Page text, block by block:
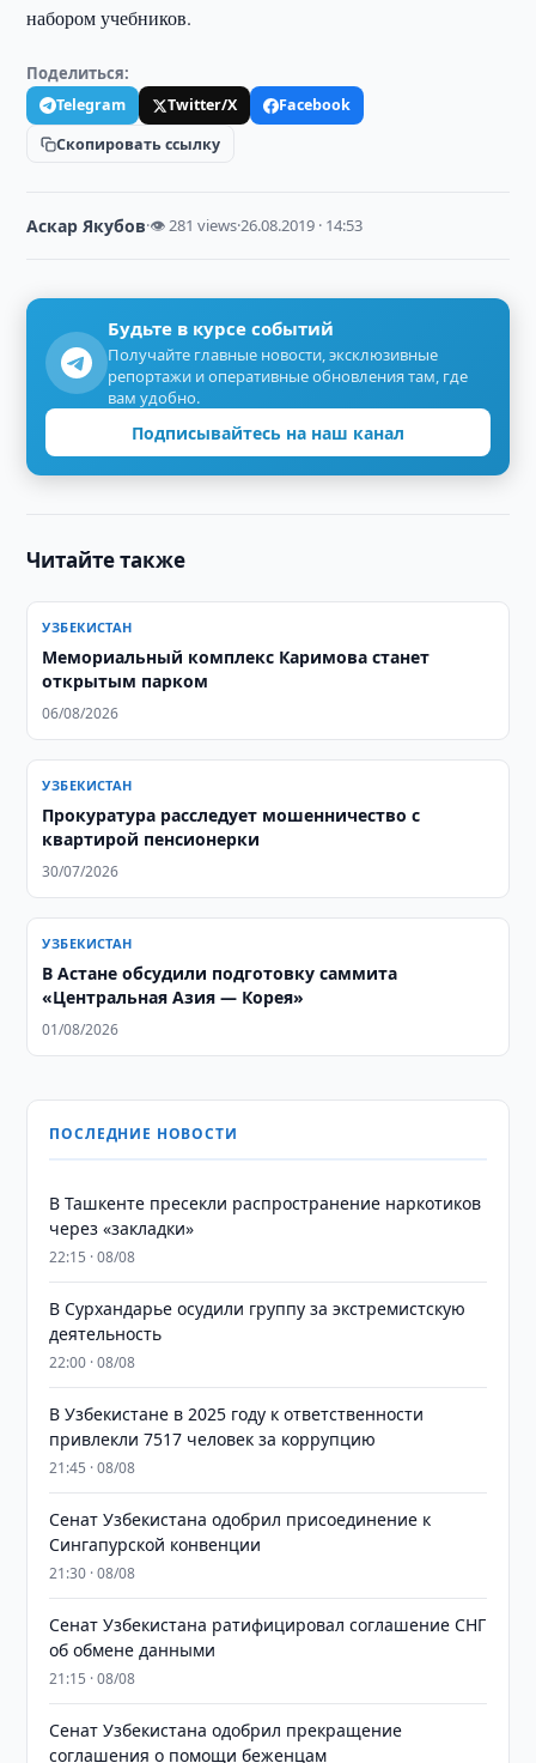
набором учебников.
Поделиться:
Telegram Twitter/X
Facebook
Скопировать ссылку
Аскар Якубов·👁 281 views·26.08.2019 · 14:53
Будьте в курсе событий
Получайте главные новости, эксклюзивные
репортажи и оперативные обновления там, где
вам удобно.
Подписывайтесь на наш канал
Читайте также
УЗБЕКИСТАН
Мемориальный комплекс Каримова станет
открытым парком
06/08/2026
УЗБЕКИСТАН
Прокуратура расследует мошенничество с
квартирой пенсионерки
30/07/2026
УЗБЕКИСТАН
В Астане обсудили подготовку саммита
«Центральная Азия — Корея»
01/08/2026
ПОСЛЕДНИЕ НОВОСТИ
В Ташкенте пресекли распространение наркотиков
через «закладки»
22:15 · 08/08
В Сурхандарье осудили группу за экстремистскую
деятельность
22:00 · 08/08
В Узбекистане в 2025 году к ответственности
привлекли 7517 человек за коррупцию
21:45 · 08/08
Сенат Узбекистана одобрил присоединение к
Сингапурской конвенции
21:30 · 08/08
Сенат Узбекистана ратифицировал соглашение СНГ
об обмене данными
21:15 · 08/08
Сенат Узбекистана одобрил прекращение
соглашения о помощи беженцам